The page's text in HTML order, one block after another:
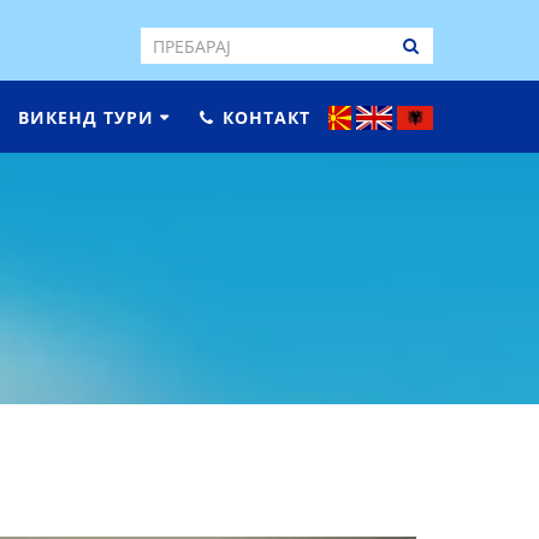
ВИКЕНД ТУРИ  КОНТАКТ